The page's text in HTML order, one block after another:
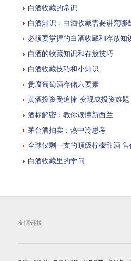
白酒收藏的常识
白酒知识：白酒收藏需要讲究哪
必须要掌握的白酒收藏和存放知
白酒的收藏知识和存放技巧
白酒收藏技巧和小知识
贵腐葡萄酒存储六要素
黄酒投资受追捧 变现成投资难题
酒标解密：教你读懂新西兰
茅台酒拍卖：热中冷思考
全球仅剩一支的顶级柠檬甜酒
白酒收藏里的学问
友情链接